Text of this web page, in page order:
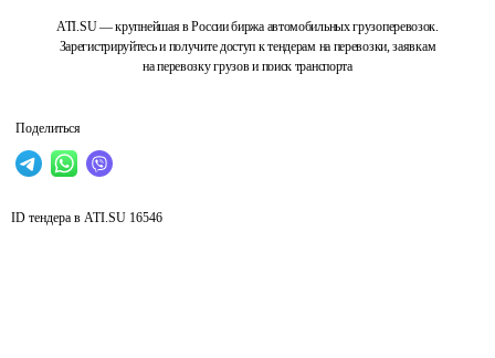
ATI.SU — крупнейшая в России биржа автомобильных грузоперевозок.
Зарегистрируйтесь и получите доступ к тендерам на перевозки, заявкам
на перевозку грузов и поиск транспорта
Поделиться
ID тендера в ATI.SU 16546